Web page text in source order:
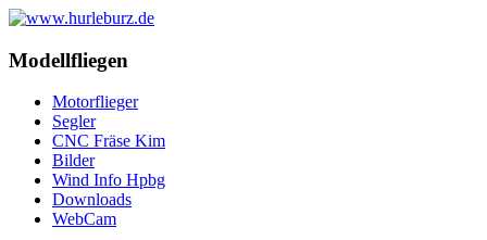
Modellfliegen
Motorflieger
Segler
CNC Fräse Kim
Bilder
Wind Info Hpbg
Downloads
WebCam